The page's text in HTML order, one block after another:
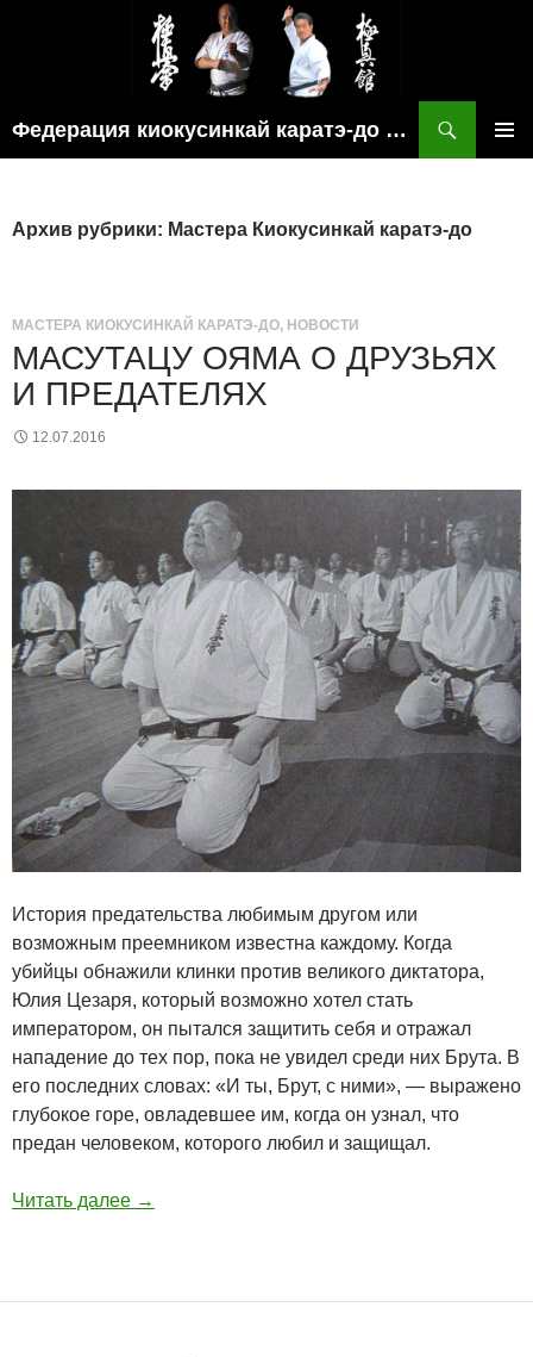
Федерация киокусинкай каратэ-до рязанской области
Архив рубрики: Мастера Киокусинкай каратэ-до
МАСТЕРА КИОКУСИНКАЙ КАРАТЭ-ДО, НОВОСТИ
МАСУТАЦУ ОЯМА О ДРУЗЬЯХ
И ПРЕДАТЕЛЯХ
12.07.2016
История предательства любимым другом или
возможным преемником известна каждому. Когда
убийцы обнажили клинки против великого диктатора,
Юлия Цезаря, который возможно хотел стать
императором, он пытался защитить себя и отражал
нападение до тех пор, пока не увидел среди них Брута. В
его последних словах: «И ты, Брут, с ними», — выражено
глубокое горе, овладевшее им, когда он узнал, что
предан человеком, которого любил и защищал.
Читать далее →